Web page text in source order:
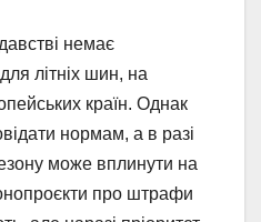
немає
літніх шин, на
країн. Однак
нормам, а в разі
може вплинути на
про штрафи